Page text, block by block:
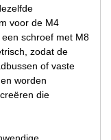
voor de M4
schroef met M8
zodat de
of vaste
worden
die